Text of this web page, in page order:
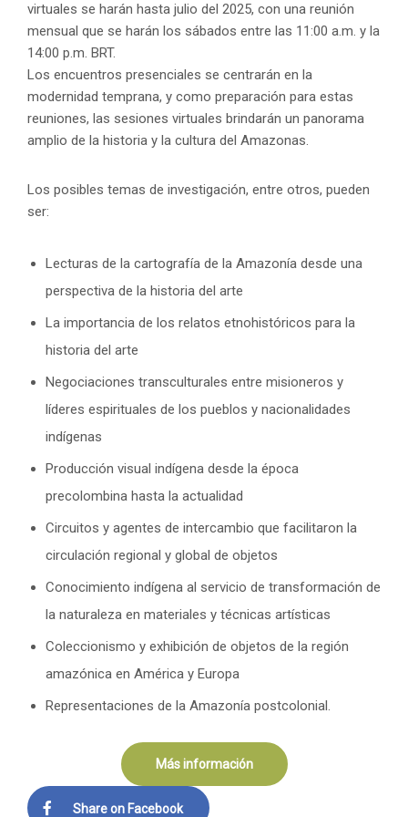
virtuales se harán hasta julio del 2025, con una reunión
mensual que se harán los sábados entre las 11:00 a.m. y la
14:00 p.m. BRT.
Los encuentros presenciales se centrarán en la
modernidad temprana, y como preparación para estas
reuniones, las sesiones virtuales brindarán un panorama
amplio de la historia y la cultura del Amazonas.
Los posibles temas de investigación, entre otros, pueden
ser:
Lecturas de la cartografía de la Amazonía desde una
perspectiva de la historia del arte
La importancia de los relatos etnohistóricos para la
historia del arte
Negociaciones transculturales entre misioneros y
líderes espirituales de los pueblos y nacionalidades
indígenas
Producción visual indígena desde la época
precolombina hasta la actualidad
Circuitos y agentes de intercambio que facilitaron la
circulación regional y global de objetos
Conocimiento indígena al servicio de transformación de
la naturaleza en materiales y técnicas artísticas
Coleccionismo y exhibición de objetos de la región
amazónica en América y Europa
Representaciones de la Amazonía postcolonial.
Más información
Share on Facebook